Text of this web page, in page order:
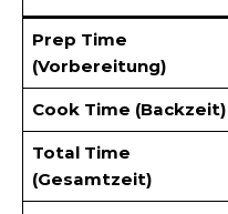
Prep Time
(Vorbereitung)
Cook Time (Backzeit)
Total Time
(Gesamtzeit)